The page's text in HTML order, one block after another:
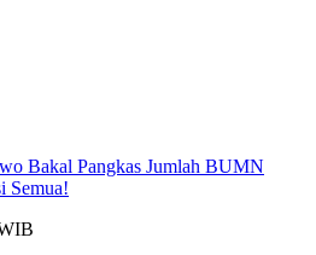
Bakal Pangkas Jumlah BUMN
Semua!